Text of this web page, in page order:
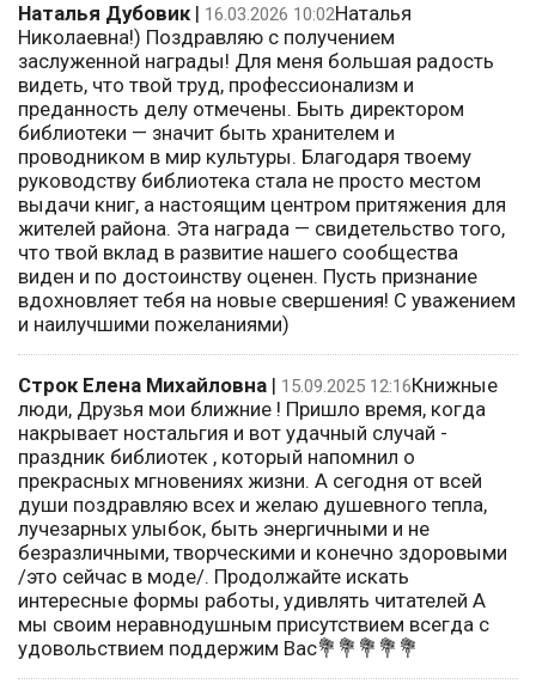
Наталья Дубовик| 16.03.2026 10:02Наталья
Николаевна!) Поздравляю с получением
заслуженной награды! Для меня большая радость
видеть, что твой труд, профессионализм и
преданность делу отмечены. Быть директором
библиотеки — значит быть хранителем и
проводником в мир культуры. Благодаря твоему
руководству библиотека стала не просто местом
выдачи книг, а настоящим центром притяжения для
жителей района. Эта награда — свидетельство того,
что твой вклад в развитие нашего сообщества
виден и по достоинству оценен. Пусть признание
вдохновляет тебя на новые свершения! С уважением
и наилучшими пожеланиями)
Строк Елена Михайловна | 15.09.2025 12:16Книжные
люди, Друзья мои ближние ! Пришло время, когда
накрывает ностальгия и вот удачный случай -
праздник библиотек , который напомнил о
прекрасных мгновениях жизни. А сегодня от всей
души поздравляю всех и желаю душевного тепла,
лучезарных улыбок, быть энергичными и не
безразличными, творческими и конечно здоровыми
/это сейчас в моде/. Продолжайте искать
интересные формы работы, удивлять читателей А
мы своим неравнодушным присутствием всегда с
удовольствием поддержим Вас💐💐💐💐💐